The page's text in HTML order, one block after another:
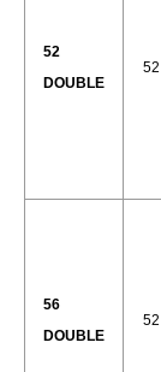
52
DOUBLE
56
DOUBLE